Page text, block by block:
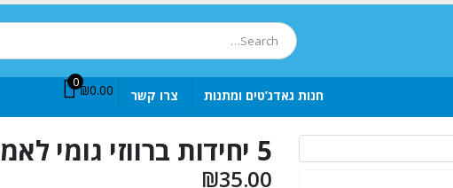
חנות גאדג’טים ומתנות צרו קשר ₪0.00
0
5 יחידות ברווזי גומי לאמבטיה
₪35.00